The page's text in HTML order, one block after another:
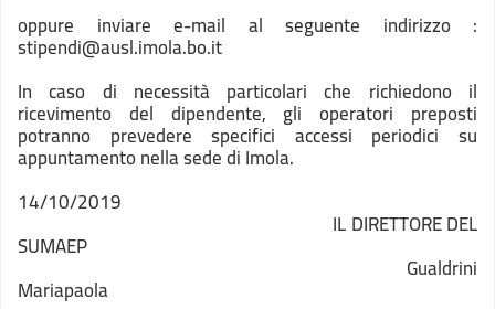
oppure inviare e-mail al seguente indirizzo :
stipendi@ausl.imola.bo.it
In caso di necessità particolari che richiedono il
ricevimento del dipendente, gli operatori preposti
potranno prevedere specifici accessi periodici su
appuntamento nella sede di Imola.
14/10/2019
IL DIRETTORE DEL
SUMAEP
Gualdrini
Mariapaola